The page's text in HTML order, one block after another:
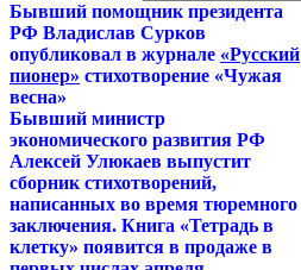
Бывший помощник президента
РФ Владислав Сурков
опубликовал в журнале «Русский
пионер» стихотворение «Чужая
весна»
Бывший министр
экономического развития РФ
Алексей Улюкаев выпустит
сборник стихотворений,
написанных во время тюремного
заключения. Книга «Тетрадь в
клетку» появится в продаже в